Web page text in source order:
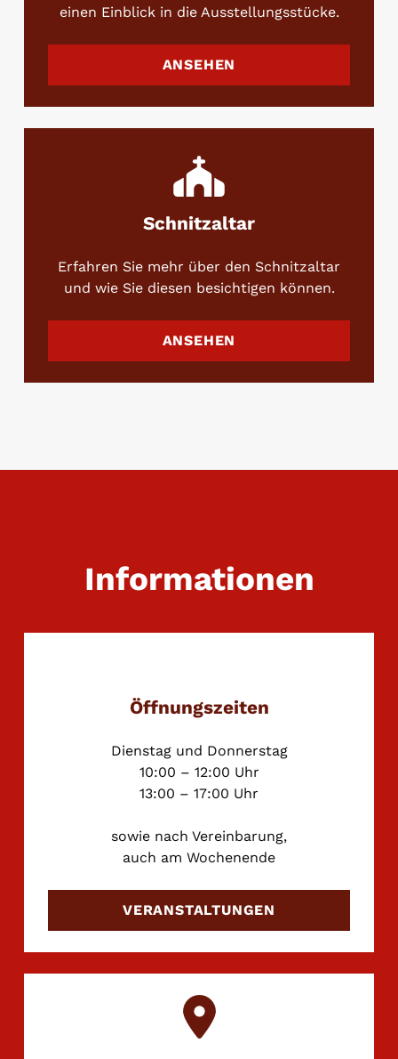
einen Einblick in die Ausstellungsstücke.
ANSEHEN
Schnitzaltar
Erfahren Sie mehr über den Schnitzaltar
und wie Sie diesen besichtigen können.
ANSEHEN
Informationen
Öffnungszeiten
Dienstag und Donnerstag
10:00 – 12:00 Uhr
13:00 – 17:00 Uhr
sowie nach Vereinbarung,
auch am Wochenende
VERANSTALTUNGEN